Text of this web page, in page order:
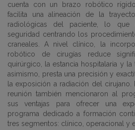
cuenta con un brazo robótico
facilita una alineación de la
radiológicas del paciente, lo que
seguridad centrando los
craneales. A nivel clínico, la
robótico de cirugías reduce
quirúrgico, la estancia hospitalaria y la
asimismo, presta una precisión y
la exposición a radiación del
reunión también mencionaron al
sus ventajas para ofrecer una
programa dedicado a formación
tres segmentos: clínico, operacional y